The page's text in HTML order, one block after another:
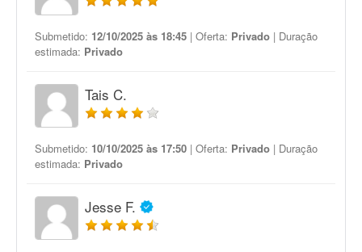
Submetido: 12/10/2025 às 18:45 | Oferta: Privado | Duração
estimada: Privado
Tais C.
Submetido: 10/10/2025 às 17:50 | Oferta: Privado | Duração
estimada: Privado
Jesse F.